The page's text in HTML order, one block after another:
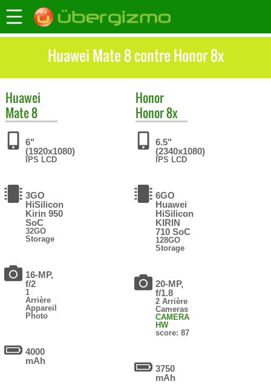
Huawei Mate 8 contre Honor 8x
Huawei
Mate 8
6"
(1920x1080)
IPS LCD
3GO
HiSilicon
Kirin 950
SoC
32GO
Storage
16-MP,
f/2
1
Arrière
Appareil
Photo
4000
mAh
Honor
Honor 8x
6.5"
(2340x1080)
IPS LCD
6GO
Huawei
HiSilicon
KIRIN
710 SoC
128GO
Storage
20-MP,
f/1.8
2 Arrière
Cameras
CAMERA
HW
score: 87
3750
mAh